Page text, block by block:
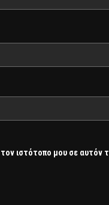
ιστότοπο μου σε αυτόν